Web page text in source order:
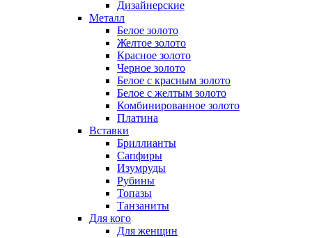
Дизайнерские
Металл
Белое золото
Желтое золото
Красное золото
Черное золото
Белое с красным золото
Белое с желтым золото
Комбинированное золото
Платина
Вставки
Бриллианты
Сапфиры
Изумруды
Рубины
Топазы
Танзаниты
Для кого
Для женщин